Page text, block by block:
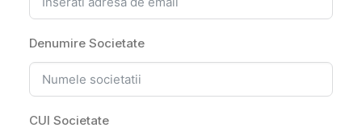
Denumire Societate
CUI Societate